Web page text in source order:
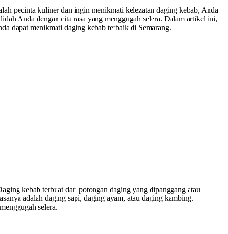
pecinta kuliner dan ingin menikmati kelezatan daging kebab, Anda
Anda dengan cita rasa yang menggugah selera. Dalam artikel ini,
dapat menikmati daging kebab terbaik di Semarang.
kebab terbuat dari potongan daging yang dipanggang atau
adalah daging sapi, daging ayam, atau daging kambing.
selera.